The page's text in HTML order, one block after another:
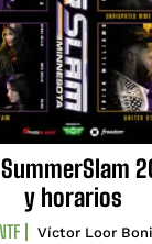
SummerSlam
y horarios
Víctor Loor